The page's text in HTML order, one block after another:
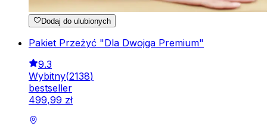
Dodaj do ulubionych
Pakiet Przeżyć "Dla Dwojga Premium"
9.3
Wybitny(2138)
bestseller
499,99 zł